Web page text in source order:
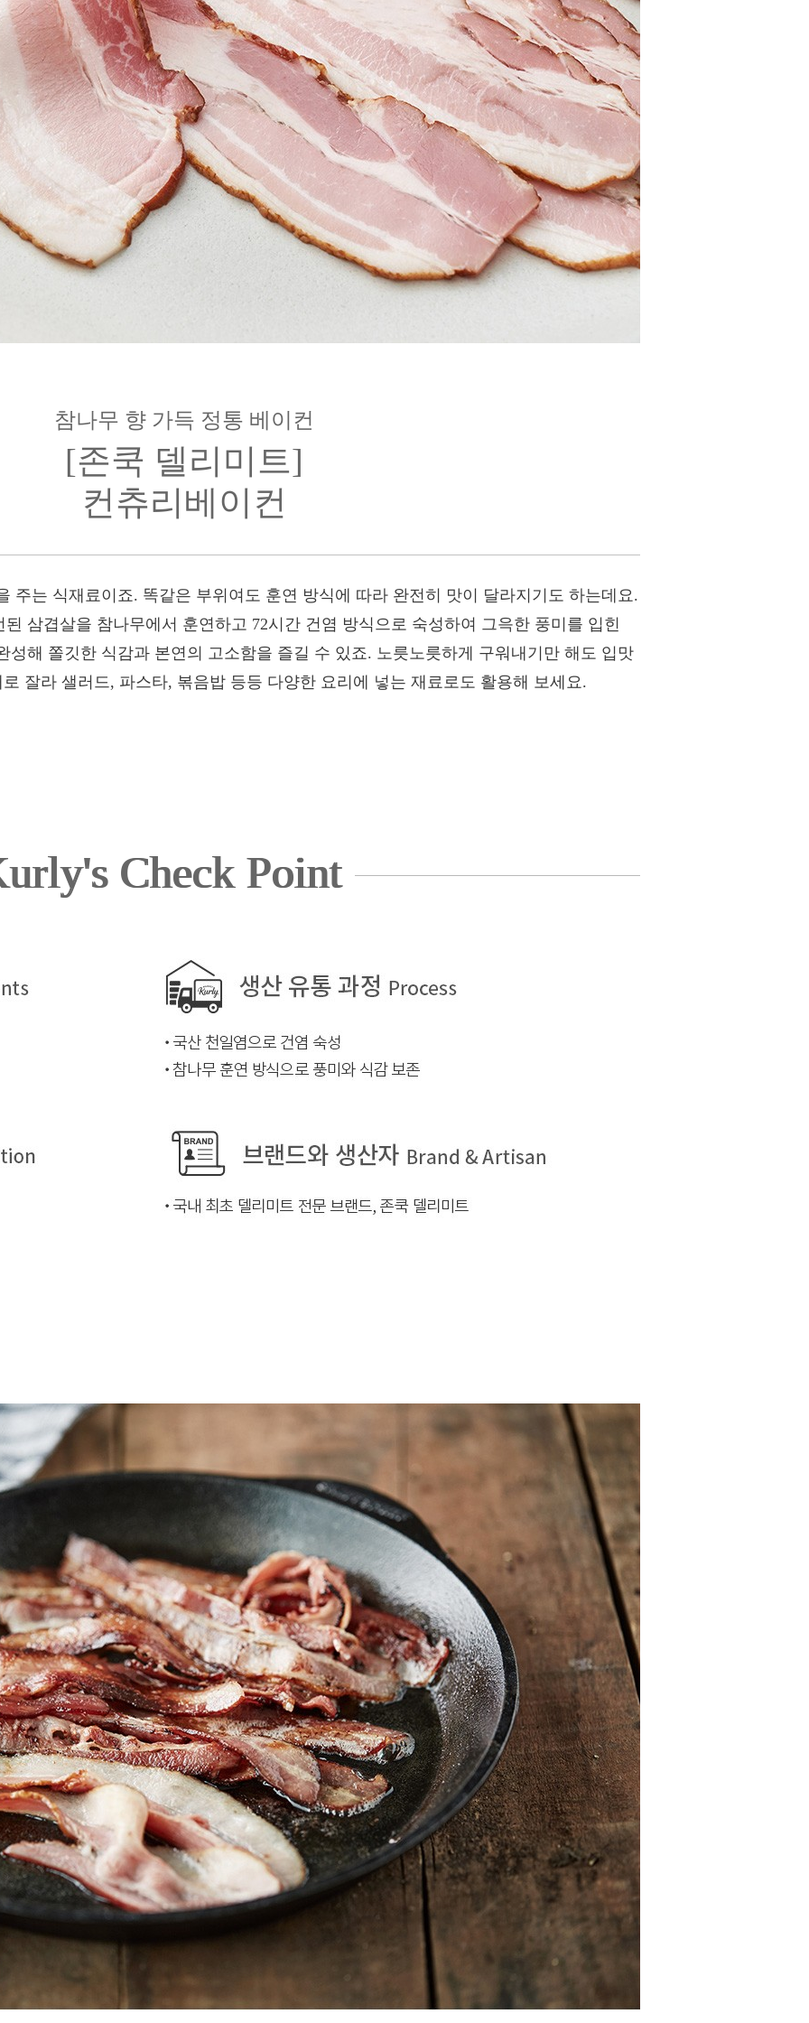
참나무 향 가득 정통 베이컨
[존쿡 델리미트]
컨츄리베이컨
주는 식재료이죠. 똑같은 부위여도 훈연 방식에 따라 완전히 맛이 달라지기도 하는데요.
삼겹살을 참나무에서 훈연하고 72시간 건염 방식으로 숙성하여 그윽한 풍미를 입힌
성해 쫄깃한 식감과 본연의 고소함을 즐길 수 있죠. 노릇노릇하게 구워내기만 해도 입맛
잘라 샐러드, 파스타, 볶음밥 등등 다양한 요리에 넣는 재료로도 활용해 보세요.
Check Point